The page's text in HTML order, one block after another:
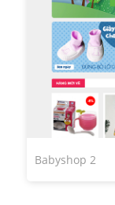
Babyshop 2